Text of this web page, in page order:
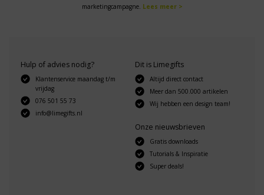
marketingcampagne. Lees meer >
Hulp of advies nodig?
Klantenservice maandag t/m
vrijdag
076 501 55 73
info@limegifts.nl
Dit is Limegifts
Altijd direct contact
Meer dan 500.000 artikelen
Wij hebben een design team!
Onze nieuwsbrieven
Gratis downloads
Tutorials & Inspiratie
Super deals!